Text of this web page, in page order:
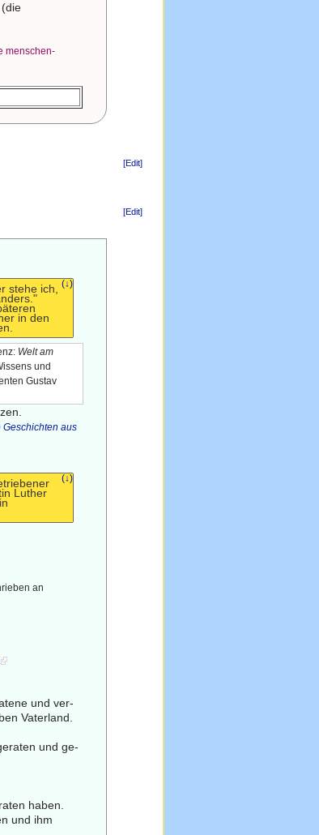
menschen-
[Edit]
[Edit]
(↓)
stehe ich,
in den
Welt am
und
Gustav
aus
(↓)
Luther
an
und ver-
Vaterland.
und ge-
haben.
und ihm